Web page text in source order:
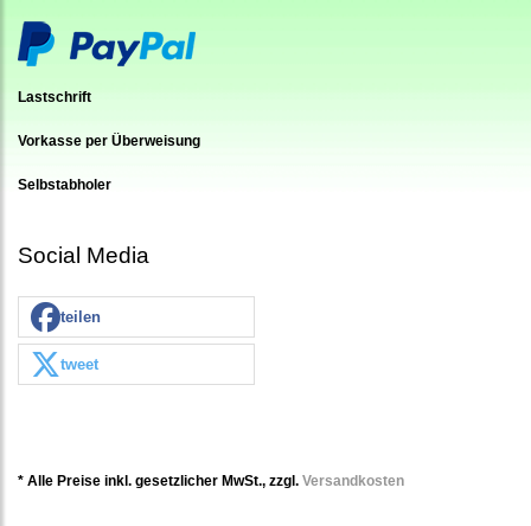
Lastschrift
Vorkasse per Überweisung
Selbstabholer
Social Media
teilen
tweet
* Alle Preise inkl. gesetzlicher MwSt., zzgl. Versandkosten